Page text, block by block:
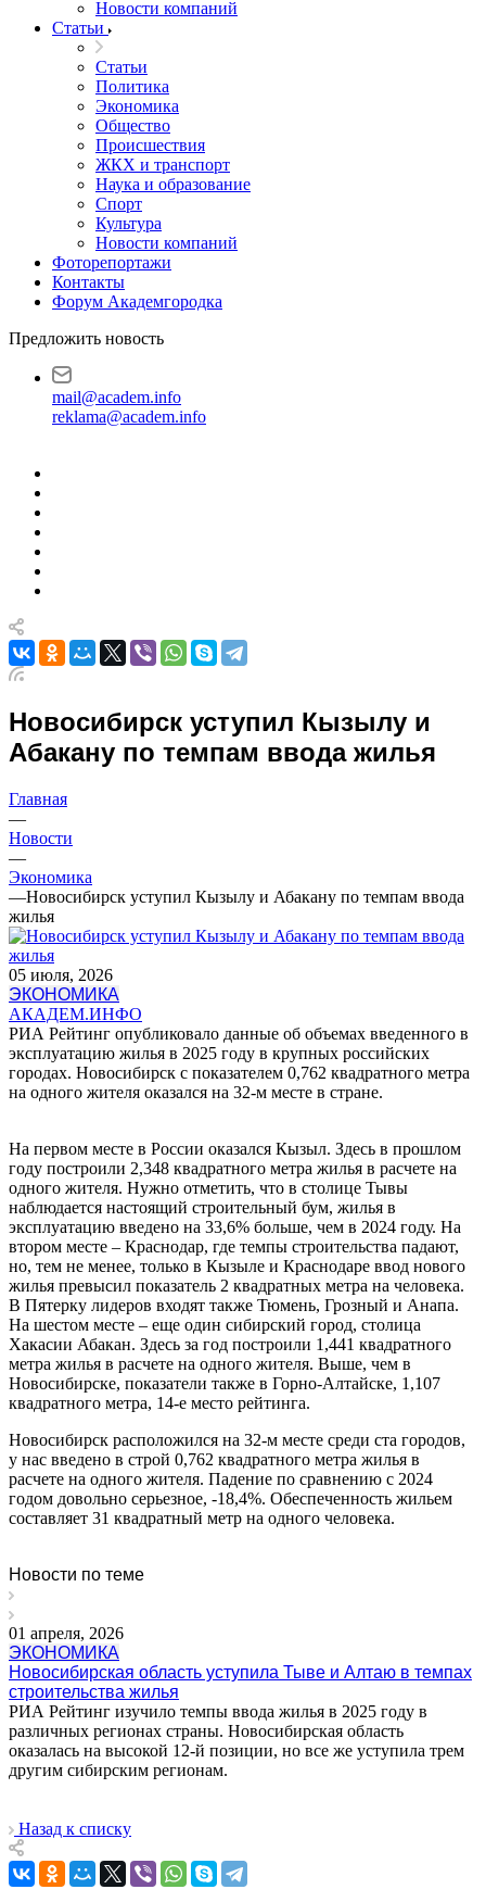
Новости компаний
Статьи
Статьи
Политика
Экономика
Общество
Происшествия
ЖКХ и транспорт
Наука и образование
Спорт
Культура
Новости компаний
Фоторепортажи
Контакты
Форум Академгородка
Предложить новость
mail@academ.info
reklama@academ.info
Новосибирск уступил Кызылу и
Абакану по темпам ввода жилья
Главная
—
Новости
—
Экономика
—Новосибирск уступил Кызылу и Абакану по темпам ввода
жилья
05 июля, 2026
ЭКОНОМИКА
АКАДЕМ.ИНФО
РИА Рейтинг опубликовало данные об объемах введенного в
эксплуатацию жилья в 2025 году в крупных российских
городах. Новосибирск с показателем 0,762 квадратного метра
на одного жителя оказался на 32-м месте в стране.
На первом месте в России оказался Кызыл. Здесь в прошлом
году построили 2,348 квадратного метра жилья в расчете на
одного жителя. Нужно отметить, что в столице Тывы
наблюдается настоящий строительный бум, жилья в
эксплуатацию введено на 33,6% больше, чем в 2024 году. На
втором месте – Краснодар, где темпы строительства падают,
но, тем не менее, только в Кызыле и Краснодаре ввод нового
жилья превысил показатель 2 квадратных метра на человека.
В Пятерку лидеров входят также Тюмень, Грозный и Анапа.
На шестом месте – еще один сибирский город, столица
Хакасии Абакан. Здесь за год построили 1,441 квадратного
метра жилья в расчете на одного жителя. Выше, чем в
Новосибирске, показатели также в Горно-Алтайске, 1,107
квадратного метра, 14-е место рейтинга.
Новосибирск расположился на 32-м месте среди ста городов,
у нас введено в строй 0,762 квадратного метра жилья в
расчете на одного жителя. Падение по сравнению с 2024
годом довольно серьезное, -18,4%. Обеспеченность жильем
составляет 31 квадратный метр на одного человека.
Новости по теме
01 апреля, 2026
ЭКОНОМИКА
Новосибирская область уступила Тыве и Алтаю в темпах
строительства жилья
РИА Рейтинг изучило темпы ввода жилья в 2025 году в
различных регионах страны. Новосибирская область
оказалась на высокой 12-й позиции, но все же уступила трем
другим сибирским регионам.
Назад к списку